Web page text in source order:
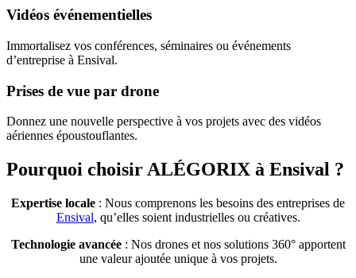
Vidéos événementielles
Immortalisez vos conférences, séminaires ou événements
d’entreprise à Ensival.
Prises de vue par drone
Donnez une nouvelle perspective à vos projets avec des vidéos
aériennes époustouflantes.
Pourquoi choisir ALÉGORIX à Ensival ?
Expertise locale : Nous comprenons les besoins des entreprises de
Ensival, qu’elles soient industrielles ou créatives.
Technologie avancée: Nos drones et nos solutions 360° apportent
une valeur ajoutée unique à vos projets.